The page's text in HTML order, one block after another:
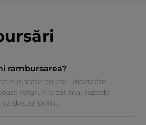
rambursarea?
plasate online - Încercăm
retururile cât mai repede
dvs. să prim...